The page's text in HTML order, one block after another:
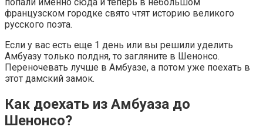
попали именно сюда и теперь в небольшом
французском городке свято чтят историю великого
русского поэта.
Если у вас есть еще 1 день или вы решили уделить
Амбуазу только полдня, то загляните в Шенонсо.
Переночевать лучше в Амбуазе, а потом уже поехать в
этот дамский замок.
Как доехать из Амбуаза до
Шенонсо?